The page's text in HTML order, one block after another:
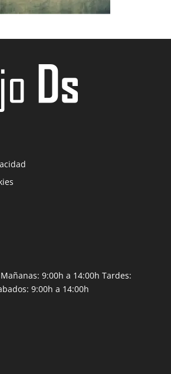
9:00h a 14:00h Tardes:
9:00h a 14:00h